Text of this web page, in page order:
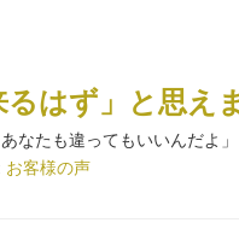
るはず」と思え
なたも違ってもいいんだよ
お客様の声